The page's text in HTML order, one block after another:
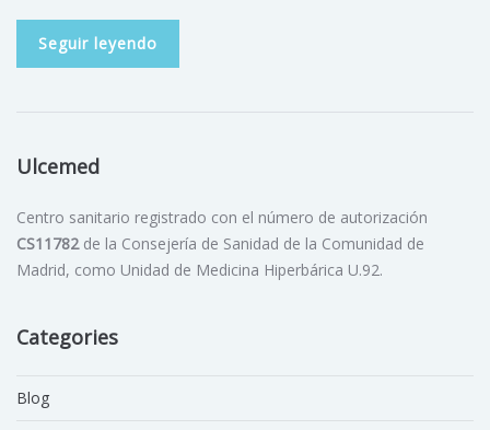
Seguir leyendo
Ulcemed
Centro sanitario registrado con el número de autorización
CS11782de la Consejería de Sanidad de la Comunidad de
Madrid, como Unidad de Medicina Hiperbárica U.92.
Categories
Blog